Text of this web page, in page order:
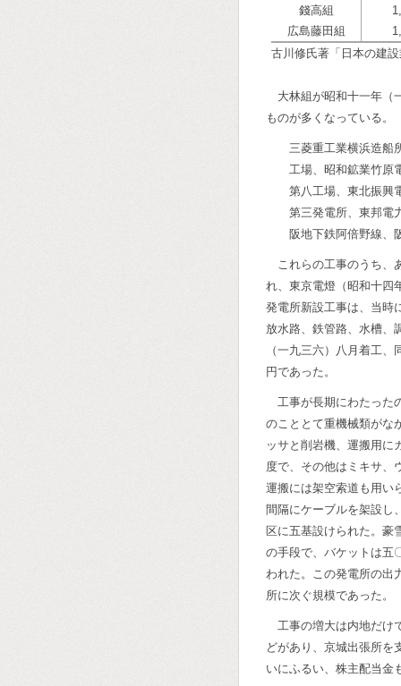
錢高組
広島藤田組
古川修氏著「日本の建
大林組が昭和十一年（
ものが多くなっている。
三菱重工業横浜造船
工場、昭和鉱業竹原
第八工場、東北振興
第三発電所、東邦電
阪地下鉄阿倍野線、
これらの工事のうち、
れ、東京電燈（昭和十四
発電所新設工事は、当時
放水路、鉄管路、水槽、
（一九三六）八月着工
円であった。
工事が長期にわたった
のこととて重機械類がな
ッサと削岩機、運搬用に
度で、その他はミキサ、
運搬には架空索道も用い
間隔にケーブルを架設し
区に五基設けられた。豪
の手段で、バケットは五
われた。この発電所の出
所に次ぐ規模であった。
工事の増大は内地だけ
どがあり、京城出張所を
いにふるい、株主配当金